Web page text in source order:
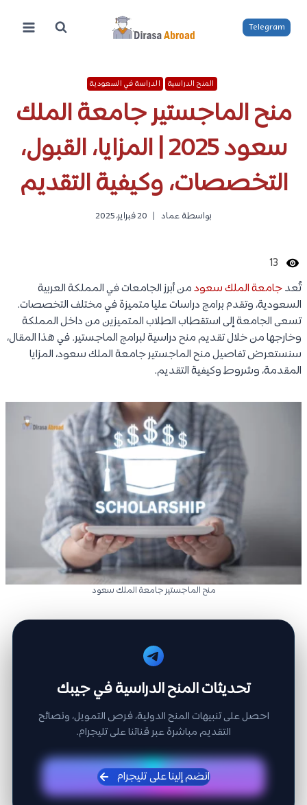
المحتوى
Telegram
المنح الدراسية الدراسة في السعودية
منح الماجستير جامعة الملك
سعود 2025 | المزايا، القبول،
التخصصات، وكيفية التقديم
بواسطة عماد 20 فبراير، 2025
13
تُعدجامعة الملك سعودمن أبرز الجامعات في المملكة العربية
السعودية، وتقدم برامج دراسات عليا متميزة في مختلف التخصصات.
تسعى الجامعة إلى استقطاب الطلاب المتميزين من داخل المملكة
وخارجها من خلال تقديم منح دراسية لبرامج الماجستير. في هذا المقال،
سنستعرض تفاصيل منح الماجستير جامعة الملك سعود، المزايا
المقدمة، وشروط وكيفية التقديم.
منح الماجستير جامعة الملك سعود
تحديثات المنح الدراسية في جيبك
احصل على تنبيهات المنح الدولية، فرص التمويل، ونصائح
التقديم مباشرة عبر قناتنا على تليجرام.
انضم إلينا على تليجرام